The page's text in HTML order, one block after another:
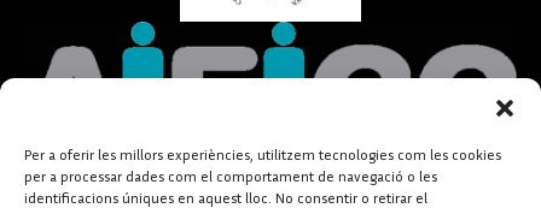
Per a oferir les millors experiències, utilitzem tecnologies com les cookies
per a processar dades com el comportament de navegació o les
identificacions úniques en aquest lloc. No consentir o retirar el